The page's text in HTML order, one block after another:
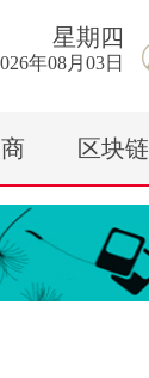
星期 四
年08月03日
区块链